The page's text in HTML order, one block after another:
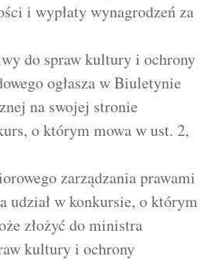
i wypłaty wynagrodzeń za
do spraw kultury i ochrony
ogłasza w Biuletynie
na swojej stronie
o którym mowa w ust. 2,
zarządzania prawami
udział w konkursie, o którym
złożyć do ministra
kultury i ochrony